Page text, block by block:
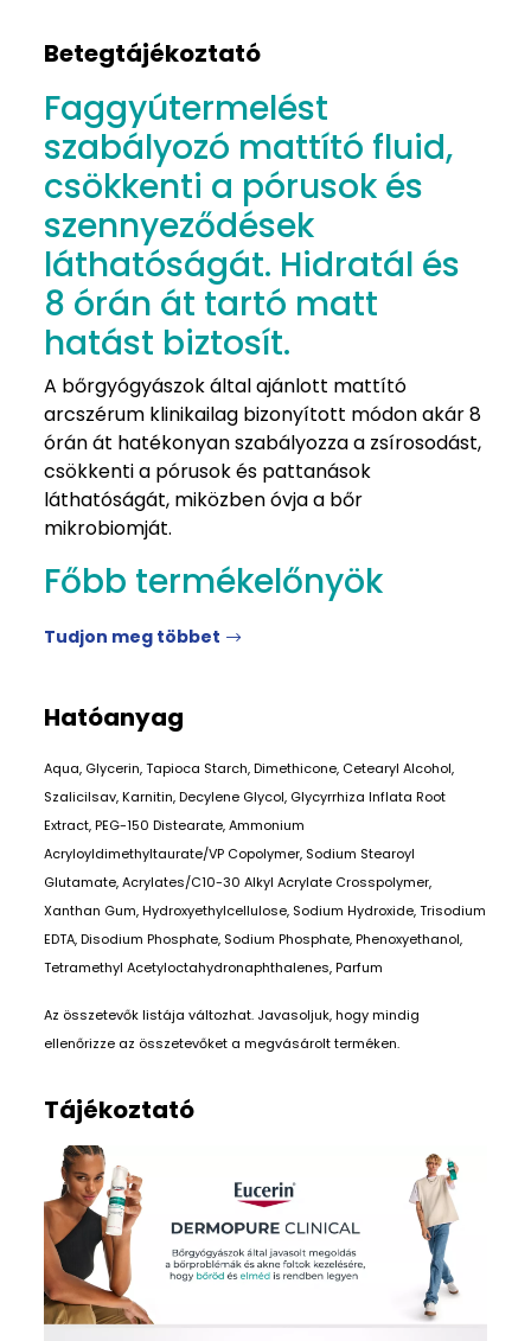
Betegtájékoztató
Faggyútermelést
szabályozó mattító fluid,
csökkenti a pórusok és
szennyeződések
láthatóságát. Hidratál és
8 órán át tartó matt
hatást biztosít.
A bőrgyógyászok által ajánlott mattító
arcszérum klinikailag bizonyított módon akár 8
órán át hatékonyan szabályozza a zsírosodást,
csökkenti a pórusok és pattanások
láthatóságát, miközben óvja a bőr
mikrobiomját.
Főbb termékelőnyök
Tudjon meg többet
Hatóanyag
Aqua, Glycerin, Tapioca Starch, Dimethicone, Cetearyl Alcohol,
Szalicilsav, Karnitin, Decylene Glycol, Glycyrrhiza Inflata Root
Extract, PEG-150 Distearate, Ammonium
Acryloyldimethyltaurate/VP Copolymer, Sodium Stearoyl
Glutamate, Acrylates/C10-30 Alkyl Acrylate Crosspolymer,
Xanthan Gum, Hydroxyethylcellulose, Sodium Hydroxide, Trisodium
EDTA, Disodium Phosphate, Sodium Phosphate, Phenoxyethanol,
Tetramethyl Acetyloctahydronaphthalenes, Parfum
Az összetevők listája változhat. Javasoljuk, hogy mindig
ellenőrizze az összetevőket a megvásárolt terméken.
Tájékoztató